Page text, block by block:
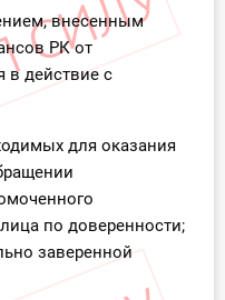
внесенным
РК от
в действие с
для оказания
по доверенности;
заверенной